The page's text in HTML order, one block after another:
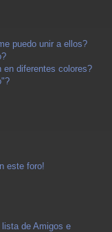
puedo unir a ellos?
en diferentes colores?
este foro!
de Amigos e